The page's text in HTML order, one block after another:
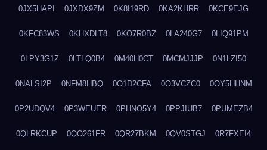
0JX5HAPI 0JXDX9ZM 0K8I19RD 0KA2KHRR 0KCE9EJG
0KFC83WS 0KHXDLT8 0KO7R0BZ 0LA240G7 0LIQ91PM
0LPY3G1Z 0LTLQ0B4 0M40H0CT 0MCMJJJP 0N1LZI50
0NALSI2P 0NFM8HBQ 0O1D2CFA 0O3VCZC0 0OY5HHNM
0P2UDQV4 0P3WEUER 0PHNO5Y4 0PPJIUB7 0PUMEZB4
0QLRKCUP 0QO261FR 0QR27BKM 0QV0STGJ 0R7FXEI4